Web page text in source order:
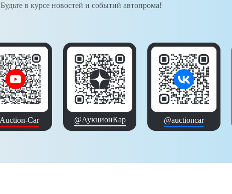
в курсе новостей и событий автопрома!
Car @АукционКар @auctioncar